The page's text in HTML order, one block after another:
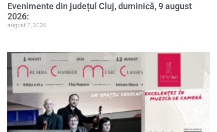
Evenimente din județul Cluj, duminică, 9 august
2026:
august 7, 2026